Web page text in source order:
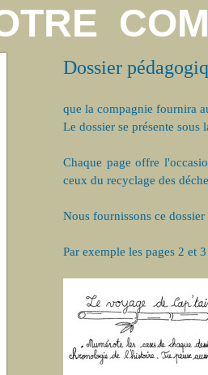
Dossier
que la compagnie fournira
Le dossier se présente sous
Chaque page offre
ceux du recyclage des
Nous fournissons ce
Par exemple les pages 2 et